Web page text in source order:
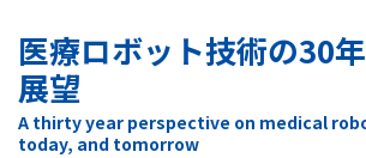
医療ロボット技術の30
展望
A thirty year perspective on medical
today, and tomorrow